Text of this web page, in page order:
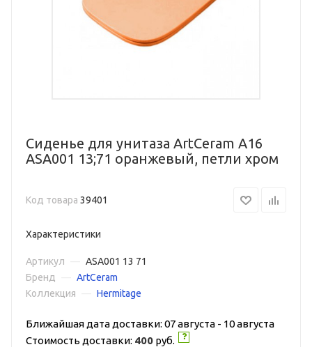
Сиденье для унитаза ArtCeram A16
ASA001 13;71 оранжевый, петли хром
Код товара 39401
Характеристики
Артикул
ASA001 13 71
Бренд
ArtCeram
Коллекция
Hermitage
Ближайшая дата доставки: 07 августа - 10 августа
Стоимость доставки: 400 руб.